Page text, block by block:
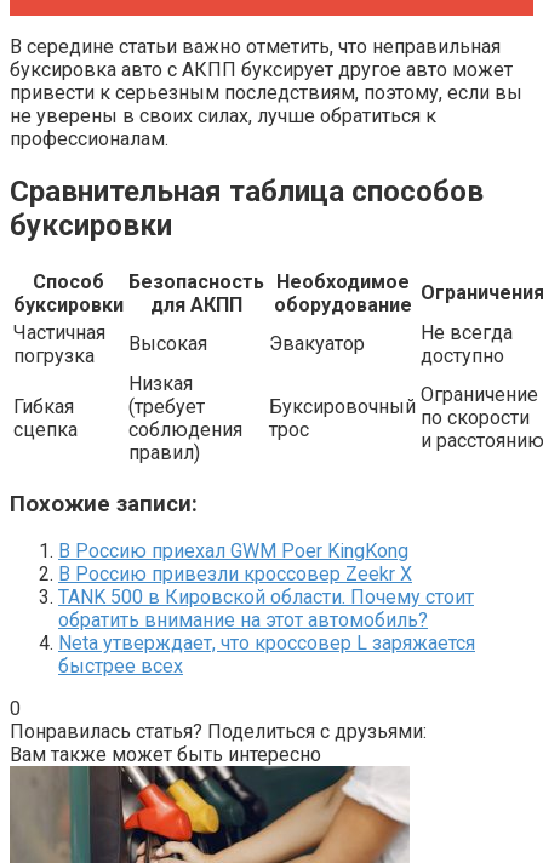
В середине статьи важно отметить, что неправильная
буксировка авто с АКПП буксирует другое авто может
привести к серьезным последствиям, поэтому, если вы
не уверены в своих силах, лучше обратиться к
профессионалам.
Сравнительная таблица способов
буксировки
Способ
буксировки
Безопасность
для АКПП
Необходимое
оборудование
Ограничения
Частичная
погрузка
Высокая Эвакуатор
Не всегда
доступно
Гибкая
сцепка
Низкая
(требует
соблюдения
правил)
Буксировочный
трос
Ограничение
по скорости
и расстоянию
Похожие записи:
В Россию приехал GWM Poer KingKong
В Россию привезли кроссовер Zeekr X
TANK 500 в Кировской области. Почему стоит
обратить внимание на этот автомобиль?
Neta утверждает, что кроссовер L заряжается
быстрее всех
0
Понравилась статья? Поделиться с друзьями:
Вам также может быть интересно